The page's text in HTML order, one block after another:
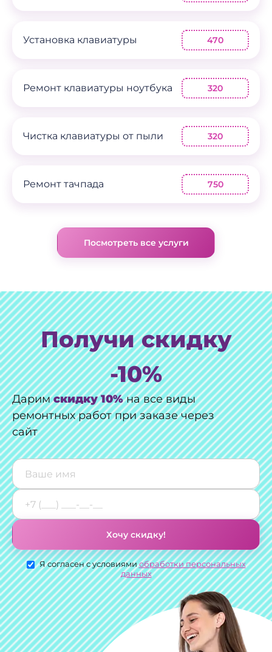
Установка клавиатуры 470
Ремонт клавиатуры ноутбука 320
Чистка клавиатуры от пыли 320
Ремонт тачпада 750
Посмотреть все услуги
Получи скидку
-10%
Даримскидку 10%на все виды
ремонтных работ при заказе через
сайт
Хочу скидку!
Я согласен с условиямиобработки персональных
данных